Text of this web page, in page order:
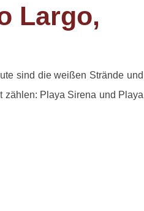
Largo,
sind die weißen Strände und
zählen: Playa Sirena und Playa